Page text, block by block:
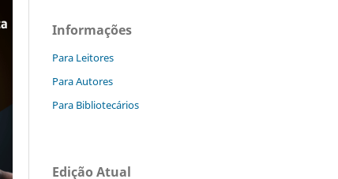
Informações
Para Leitores
Para Autores
Para Bibliotecários
Edição Atual